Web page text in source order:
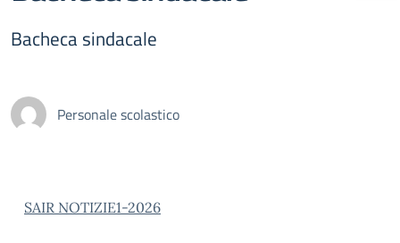
Bacheca sindacale
Personale scolastico
SAIR NOTIZIE1-2026